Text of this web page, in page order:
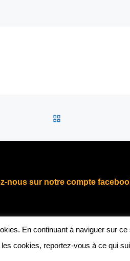
nous sur notre compte
En continuant à naviguer sur
cookies, reportez-vous à ce qui